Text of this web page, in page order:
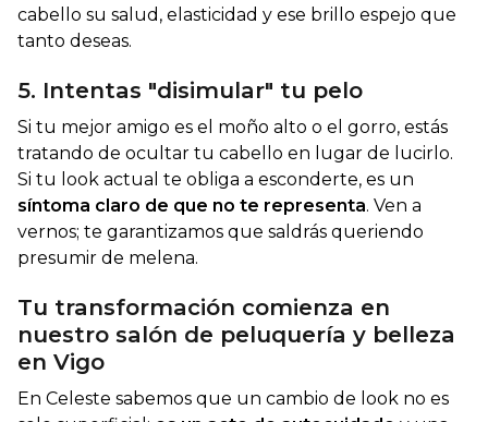
cabello su salud, elasticidad y ese brillo espejo que
tanto deseas.
5. Intentas "disimular" tu pelo
Si tu mejor amigo es el moño alto o el gorro, estás
tratando de ocultar tu cabello en lugar de lucirlo.
Si tu look actual te obliga a esconderte, es un
síntoma claro de que no te representa. Ven a
vernos; te garantizamos que saldrás queriendo
presumir de melena.
Tu transformación comienza en
nuestro salón de peluquería y belleza
en Vigo
En Celeste sabemos que un cambio de look no es